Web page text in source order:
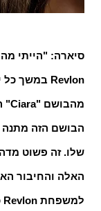
סיארה: "הייתי
Revlon במשך כל
מהבושם "Ciara
"
הבושם הזה
שלו. זה פשוט
האלה והחיבור
למשפחת Revlon